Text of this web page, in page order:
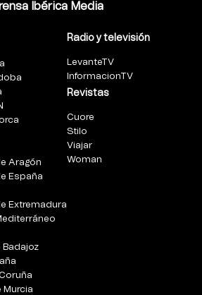
Ibérica Media
Aragón
España
Extremadura
Badajoz
Murcia
Radio y televisión
LevanteTV
InformacionTV
Revistas
Cuore
Stilo
Viajar
Woman